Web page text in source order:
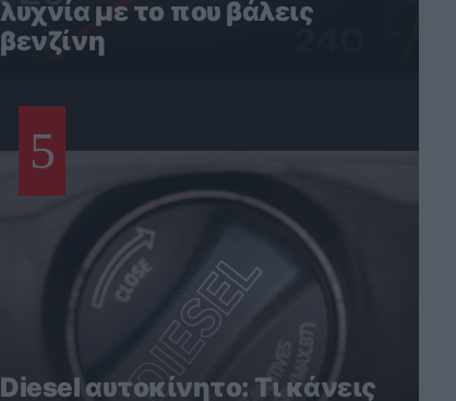
λυχνία με το που βάλεις
βενζίνη
5
Diesel αυτοκίνητο: Τι κάνεις